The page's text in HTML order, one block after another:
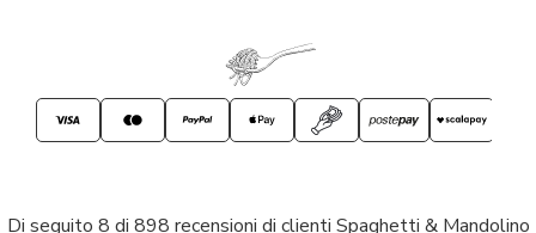
Di seguito 8 di 898 recensioni di clienti Spaghetti & Mandolino